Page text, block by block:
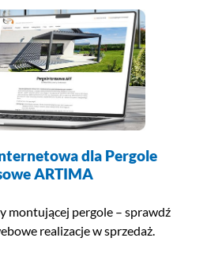
dla Pergole
ARTIMA
montującej pergole – sprawdź
realizacje w sprzedaż.